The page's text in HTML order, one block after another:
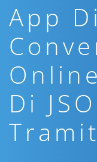
App Di
Di